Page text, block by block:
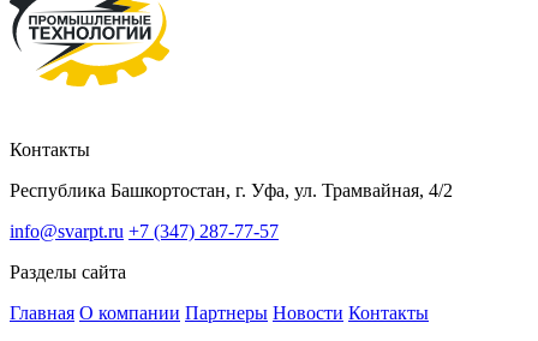
Контакты
Республика Башкортостан, г. Уфа, ул. Трамвайная, 4/2
info@svarpt.ru +7 (347) 287-77-57
Разделы сайта
Главная О компании Партнеры Новости Контакты